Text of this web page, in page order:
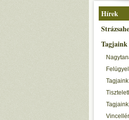
Hírek
Tagjaink
Tagjaink